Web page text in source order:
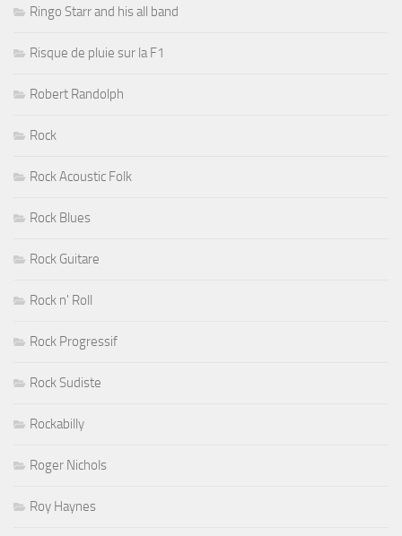
Ringo Starr and his all band
Risque de pluie sur la F1
Robert Randolph
Rock
Rock Acoustic Folk
Rock Blues
Rock Guitare
Rock n' Roll
Rock Progressif
Rock Sudiste
Rockabilly
Roger Nichols
Roy Haynes